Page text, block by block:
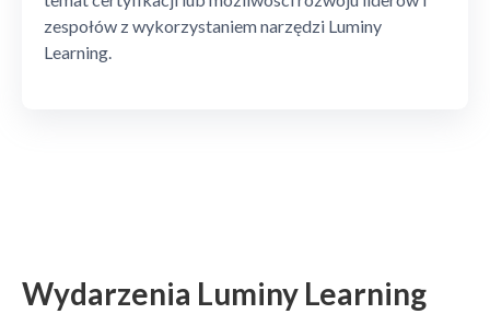
zespołów z wykorzystaniem narzędzi Luminy
Learning.
Wydarzenia Luminy Learning